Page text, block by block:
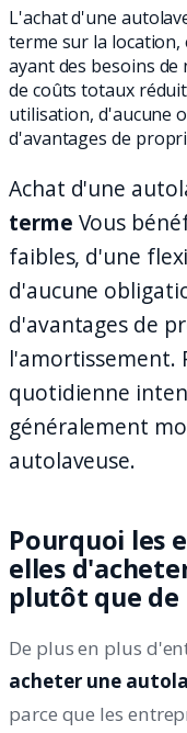
L'achat d'une
terme sur la
ayant des besoins
de coûts totaux
utilisation, d'aucune
d'avantages de
Achat d'une
terme Vous
faibles, d'une
d'aucune
d'avantages de
l'amortissement.
quotidienne
généralement
autolaveuse.
Pourquoi les
elles
plutôt que de
De plus en plus
acheter une
parce que les